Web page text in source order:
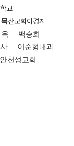
교
산교회이경자
옥 백승희
사 이순형내과
천성교회